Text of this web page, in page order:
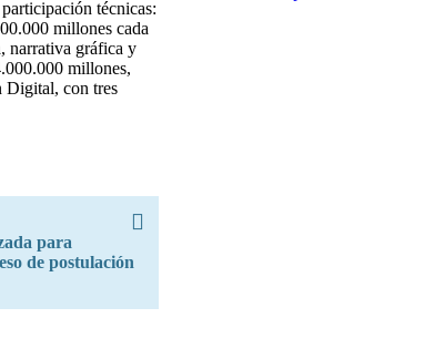
técnicas:
millones cada
narrativa gráfica y
millones,
Digital, con tres
para
de postulación